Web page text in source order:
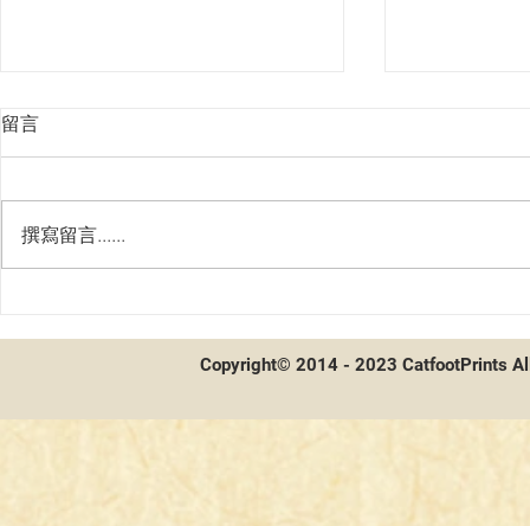
訪及牌組分享
留言
撰寫留言......
Copyright© 2014 - 2023 CatfootPrints